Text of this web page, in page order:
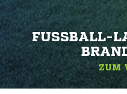
FUSSBALL-
ZUM